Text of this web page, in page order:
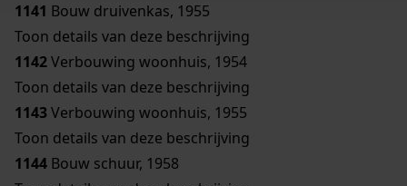
1141 Bouw druivenkas, 1955
Toon details van deze beschrijving
1142Verbouwing woonhuis, 1954
Toon details van deze beschrijving
1143Verbouwing woonhuis, 1955
Toon details van deze beschrijving
1144 Bouw schuur, 1958